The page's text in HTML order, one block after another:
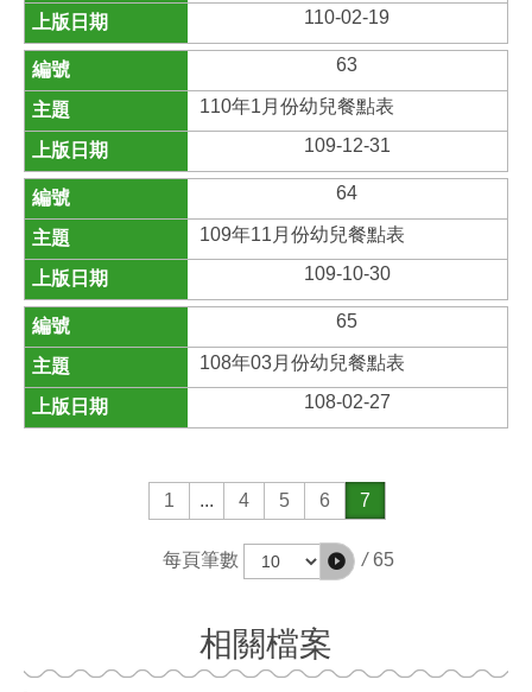
110-02-19
63
110年1月份幼兒餐點表
109-12-31
64
109年11月份幼兒餐點表
109-10-30
65
108年03月份幼兒餐點表
108-02-27
1 ... 4 5 6 7
每頁筆數 / 65
相關檔案